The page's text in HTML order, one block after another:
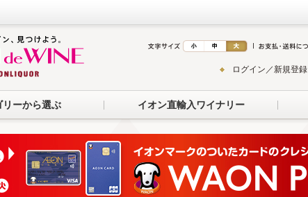
ログイン／新規登録
リーから選ぶ イオン直輸入ワイナリー